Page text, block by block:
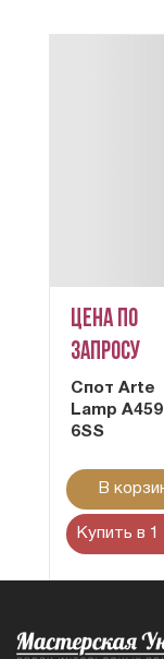
Цена по
запросу
Cпот Arte
Lamp
6SS
В
Купить в 1